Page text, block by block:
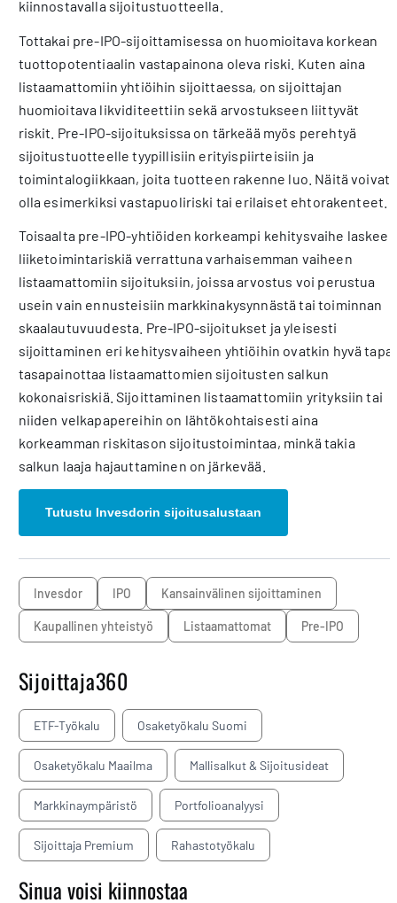
kiinnostavalla sijoitustuotteella.
Tottakai pre-IPO-sijoittamisessa on huomioitava korkean
tuottopotentiaalin vastapainona oleva riski. Kuten aina
listaamattomiin yhtiöihin sijoittaessa, on sijoittajan
huomioitava likviditeettiin sekä arvostukseen liittyvät
riskit. Pre-IPO-sijoituksissa on tärkeää myös perehtyä
sijoitustuotteelle tyypillisiin erityispiirteisiin ja
toimintalogiikkaan, joita tuotteen rakenne luo. Näitä voivat
olla esimerkiksi vastapuoliriski tai erilaiset ehtorakenteet.
Toisaalta pre-IPO-yhtiöiden korkeampi kehitysvaihe laskee
liiketoimintariskiä verrattuna varhaisemman vaiheen
listaamattomiin sijoituksiin, joissa arvostus voi perustua
usein vain ennusteisiin markkinakysynnästä tai toiminnan
skaalautuvuudesta. Pre-IPO-sijoitukset ja yleisesti
sijoittaminen eri kehitysvaiheen yhtiöihin ovatkin hyvä tapa
tasapainottaa listaamattomien sijoitusten salkun
kokonaisriskiä. Sijoittaminen listaamattomiin yrityksiin tai
niiden velkapapereihin on lähtökohtaisesti aina
korkeamman riskitason sijoitustoimintaa, minkä takia
salkun laaja hajauttaminen on järkevää.
Tutustu Invesdorin sijoitusalustaan
Invesdor IPO kansainvälinen sijoittaminen
Kaupallinen yhteistyö listaamattomat Pre-IPO
Sijoittaja360
ETF-Työkalu Osaketyökalu Suomi
Osaketyökalu Maailma Mallisalkut & Sijoitusideat
Markkinaympäristö Portfolioanalyysi
Sijoittaja Premium Rahastotyökalu
Sinua voisi kiinnostaa